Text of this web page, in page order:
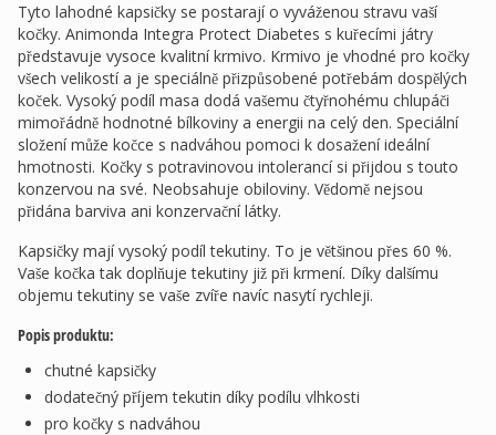
Tyto lahodné kapsičky se postarají o vyváženou stravu vaší
kočky. Animonda Integra Protect Diabetes s kuřecími játry
představuje vysoce kvalitní krmivo. Krmivo je vhodné pro kočky
všech velikostí a je speciálně přizpůsobené potřebám dospělých
koček. Vysoký podíl masa dodá vašemu čtyřnohému chlupáči
mimořádně hodnotné bílkoviny a energii na celý den. Speciální
složení může kočce s nadváhou pomoci k dosažení ideální
hmotnosti. Kočky s potravinovou intolerancí si přijdou s touto
konzervou na své. Neobsahuje obiloviny. Vědomě nejsou
přidána barviva ani konzervační látky.
Kapsičky mají vysoký podíl tekutiny. To je většinou přes 60 %.
Vaše kočka tak doplňuje tekutiny již při krmení. Díky dalšímu
objemu tekutiny se vaše zvíře navíc nasytí rychleji.
Popis produktu:
chutné kapsičky
dodatečný příjem tekutin díky podílu vlhkosti
pro kočky s nadváhou